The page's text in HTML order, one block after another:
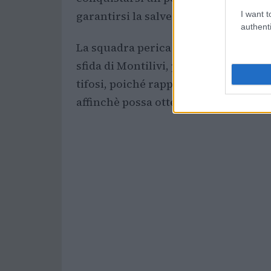
I want
garantirsi la salvezza.
La squadra perica ha a disposizione
sfida di Montilivi, prevista per il 23.
tifosi, poiché rappresenta
affinchè possa ottenere punti vitali